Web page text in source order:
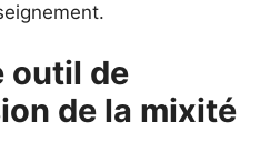
outil de
de la mixité